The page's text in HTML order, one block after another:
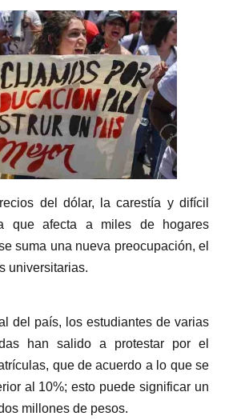
del dólar, la carestía y difícil
que afecta a miles de hogares
suma una nueva preocupación, el
universitarias.
del país, los estudiantes de varias
han salido a protestar por el
que de acuerdo a lo que se
al 10%; esto puede significar un
millones de pesos.